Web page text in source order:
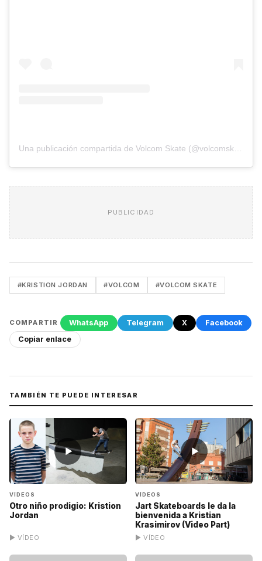
PUBLICIDAD
#KRISTION JORDAN #VOLCOM #VOLCOM SKATE
COMPARTIR WhatsApp Telegram X
Facebook
Copiar enlace
TAMBIÉN TE PUEDE INTERESAR
▶
VÍDEOS
Otro niño prodigio: Kristion
Jordan
▶ VÍDEO
▶
VÍDEOS
Jart Skateboards le da la
bienvenida a Kristian
Krasimirov (Video Part)
▶ VÍDEO